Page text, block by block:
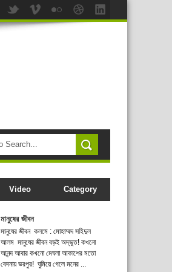
Video Category
মানুষের জীবন
মানুষের জীবন কলমে : মোহাম্মদ সহিদুল
আলম মানুষের জীবন বড়ই অদ্ভুত! কখনো
আনন্দ আবার কখনো মেঘলা আকাশের মতো
বেদনায় ভরপুর! ঘুমিয়ে গেলে মনের ...